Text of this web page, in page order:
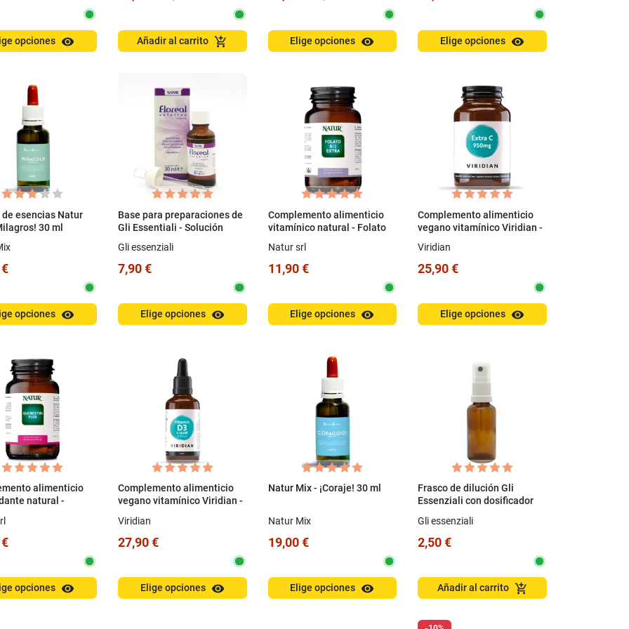
opciones visibility Añadir al carrito add_shopping_cart Elige opciones visibility Elige opciones visibility
de esencias Natur
30 ml
opciones visibility
Base para preparaciones de
Gli Essentiali - Solución
Floreal con Glicerol 30 ml
Gli essenziali
7,90 €
Elige opciones visibility
Complemento alimenticio
vitamínico natural - Folato
B12 Extra 30 cápsulas
Natur srl
11,90 €
Elige opciones visibility
Complemento alimenticio
vegano vitamínico Viridian -
Cápsulas de vitamina C
extra de 950 mg
Viridian
25,90 €
Elige opciones visibility
alimenticio
natural -
opciones visibility
Complemento alimenticio
vegano vitamínico Viridian -
Viridian
27,90 €
Elige opciones visibility
Natur Mix - ¡Coraje! 30 ml
Natur Mix
19,00 €
Elige opciones visibility
Frasco de dilución Gli
Essenziali con dosificador
Gli essenziali
2,50 €
Añadir al carrito add_shopping_cart